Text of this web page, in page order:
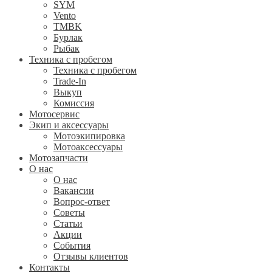
SYM
Vento
TMBK
Бурлак
Рыбак
Техника с пробегом
Техника с пробегом
Trade-In
Выкуп
Комиссия
Мотосервис
Экип и аксессуары
Мотоэкипировка
Мотоаксессуары
Мотозапчасти
О нас
О нас
Вакансии
Вопрос-ответ
Советы
Статьи
Акции
События
Отзывы клиентов
Контакты